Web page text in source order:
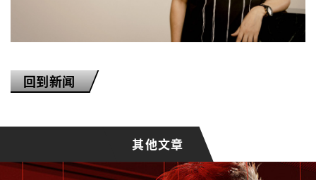
回到新闻
其他文章
我已阅读并接受网站的使用
接受网站的cookie政策